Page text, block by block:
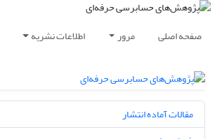
صفحه اصلی مرور اطلاعات نشریه
مقالات آماده انتشار